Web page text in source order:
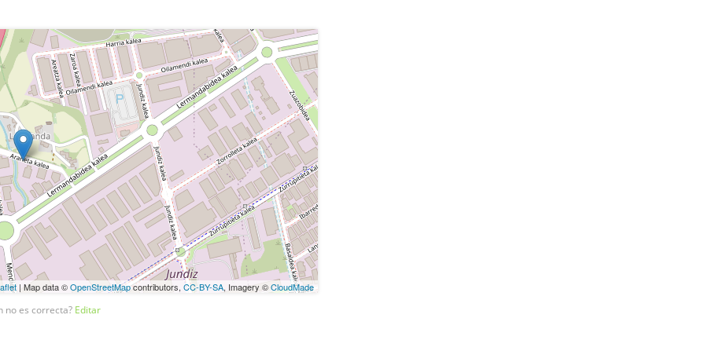
| Map data ©OpenStreetMapcontributors, CC-BY-SA, Imagery ©CloudMade
no es correcta? Editar